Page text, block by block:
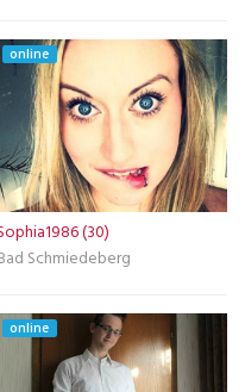
online
(30)
Schmiedeberg
online